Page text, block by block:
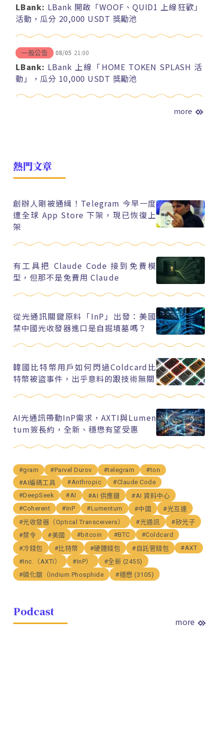
LBank: LBank 開啟「WOOF、QUID1 上線狂歡」
活動，瓜分 20,000 USDT 獎勵池
一般公告 08/05 21:00
LBank: LBank 上線「HOME TOKEN SPLASH 活
動」，瓜分 10,000 USDT 獎勵池
more
熱門文章
創辦人剛被通緝！Telegram 今早一度
遭全球 App Store 下架，現已恢復上
架
有工具把 Claude Code 接到免費模
型，但那不是免費用 Claude
從光通訊關鍵原料「InP」出發：美國
禁中國光收發器進口是自掘墳墓嗎？
韓國比特幣用戶如何閃過Coldcard比
特幣被盜事件，出乎意料的跟技術無關
AI光通訊帶動InP需求，AXTI與Lumen
tum簽長約，全新、穩懋有望受惠
#gram #Parvel Durov #telegram
#ton
#AI編碼工具
#Anthropic
#Claude Code
#DeepSeek
#AI #AI 供應鏈
#AI 資料中心
#Coherent
#InP #Lumentum #中國
#光互連
#光收發器（Optical Transceivers）
#光通訊
#矽光子
#禁令
#美國 #bitcoin #BTC
#Coldcard
#冷錢包
#比特幣 #硬體錢包 #自託管錢包
#AXT
#Inc.（AXTI）
#InP）
#全新 (2455)
#磷化銦（Indium Phosphide
#穩懋 (3105)
Podcast
more